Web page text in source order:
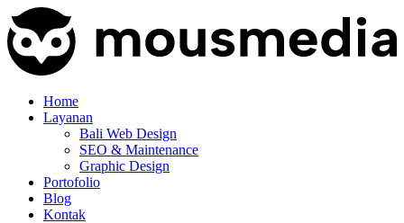
Home
Layanan
Bali Web Design
SEO & Maintenance
Graphic Design
Portofolio
Blog
Kontak